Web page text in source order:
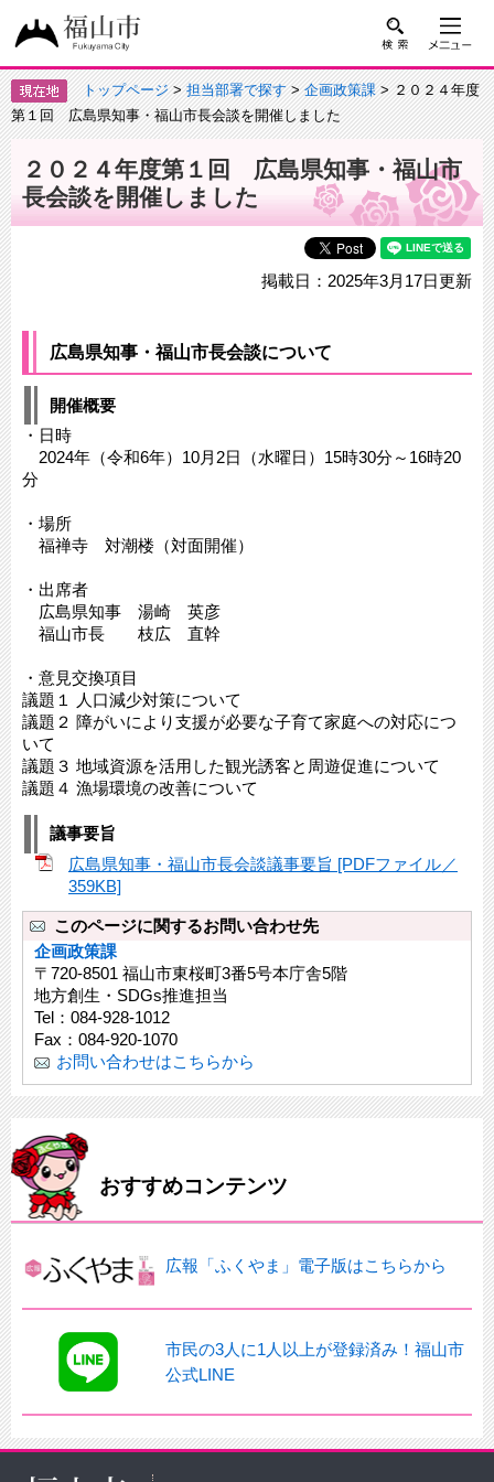
トップページ>担当部署で探す>企画政策課> ２０２４年度
第１回 広島県知事・福山市長会談を開催しました
２０２４年度第１回 広島県知事・福山市
長会談を開催しました
掲載日：2025年3月17日更新
広島県知事・福山市長会談について
開催概要
・日時
2024年（令和6年）10月2日（水曜日）15時30分～16時20
分
・場所
福禅寺 対潮楼（対面開催）
・出席者
広島県知事 湯崎 英彦
福山市長 枝広 直幹
・意見交換項目
議題１ 人口減少対策について
議題２ 障がいにより支援が必要な子育て家庭への対応につ
いて
議題３ 地域資源を活用した観光誘客と周遊促進について
議題４ 漁場環境の改善について
議事要旨
広島県知事・福山市長会談議事要旨 [PDFファイル／
359KB]
このページに関するお問い合わせ先
企画政策課
〒720-8501 福山市東桜町3番5号本庁舎5階
地方創生・SDGs推進担当
Tel：084-928-1012
Fax：084-920-1070
お問い合わせはこちらから
おすすめコンテンツ
広報「ふくやま」電子版はこちらから
市民の3人に1人以上が登録済み！福山市
公式LINE